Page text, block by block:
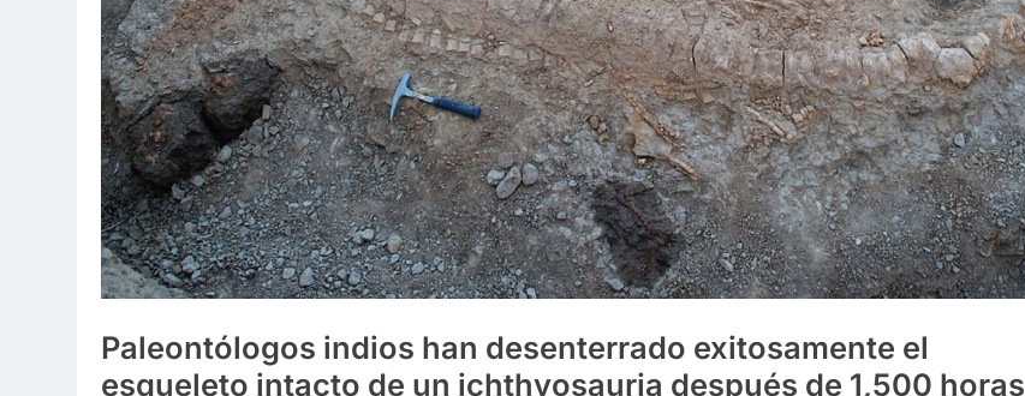
Paleontólogos indios han desenterrado exitosamente el
esqueleto intacto de un ichthyosauria después de 1,500 horas